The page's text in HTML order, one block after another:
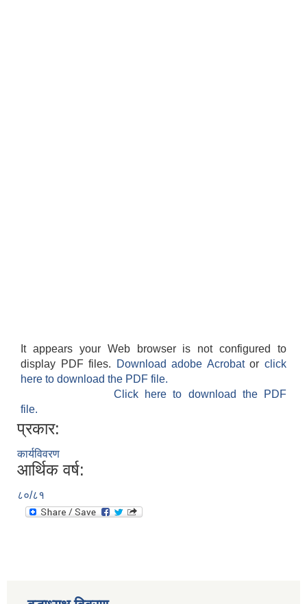
It appears your Web browser is not configured to
display PDF files.
Download adobe Acrobatorclick
here to download the PDF file.
Click here to download the PDF
file.
प्रकार:
कार्यविवरण
आर्थिक वर्ष:
८०/८१